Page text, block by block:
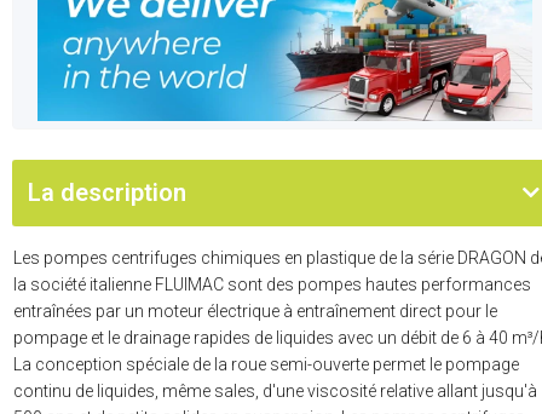
La description
Les pompes centrifuges chimiques en plastique de la série DRAGON
la société italienne FLUIMAC sont des pompes hautes performances
entraînées par un moteur électrique à entraînement direct pour le
pompage et le drainage rapides de liquides avec un débit de 6 à 40
La conception spéciale de la roue semi-ouverte permet le pompage
continu de liquides, même sales, d'une viscosité relative allant jusqu'à